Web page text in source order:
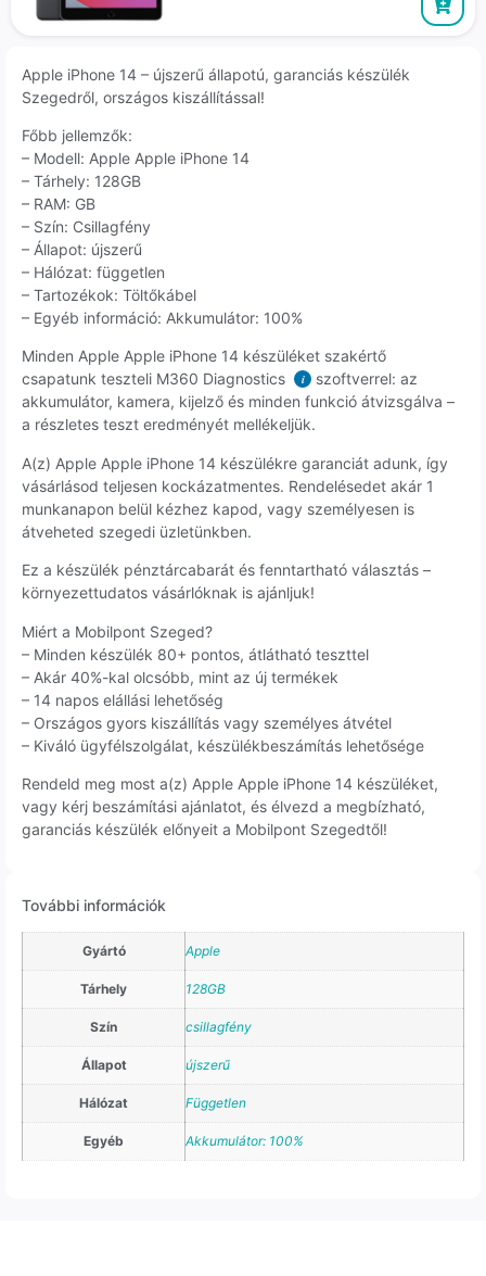
Apple iPhone 14 – újszerű állapotú, garanciás készülék
Szegedről, országos kiszállítással!
Főbb jellemzők:
– Modell: Apple Apple iPhone 14
– Tárhely: 128GB
– RAM: GB
– Szín: Csillagfény
– Állapot: újszerű
– Hálózat: független
– Tartozékok: Töltőkábel
– Egyéb információ: Akkumulátor: 100%
Minden Apple Apple iPhone 14 készüléket szakértő
csapatunk teszteli M360 Diagnostics
i
szoftverrel: az
akkumulátor, kamera, kijelző és minden funkció átvizsgálva –
a részletes teszt eredményét mellékeljük.
A(z) Apple Apple iPhone 14 készülékre garanciát adunk, így
vásárlásod teljesen kockázatmentes. Rendelésedet akár 1
munkanapon belül kézhez kapod, vagy személyesen is
átveheted szegedi üzletünkben.
Ez a készülék pénztárcabarát és fenntartható választás –
környezettudatos vásárlóknak is ajánljuk!
Miért a Mobilpont Szeged?
– Minden készülék 80+ pontos, átlátható teszttel
– Akár 40%-kal olcsóbb, mint az új termékek
– 14 napos elállási lehetőség
– Országos gyors kiszállítás vagy személyes átvétel
– Kiváló ügyfélszolgálat, készülékbeszámítás lehetősége
Rendeld meg most a(z) Apple Apple iPhone 14 készüléket,
vagy kérj beszámítási ajánlatot, és élvezd a megbízható,
garanciás készülék előnyeit a Mobilpont Szegedtől!
További információk
Gyártó Apple
Tárhely 128GB
Szín csillagfény
Állapot újszerű
Hálózat Független
Egyéb Akkumulátor: 100%